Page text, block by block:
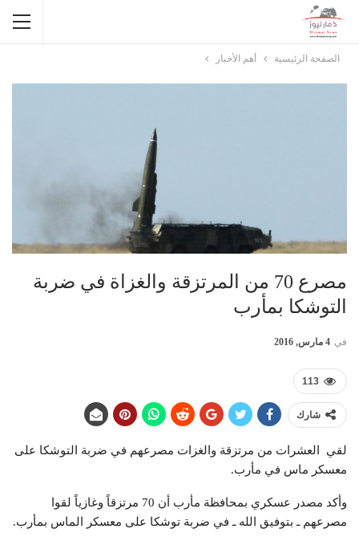
الصفحة الرئيسية أهم الأخبار
مصرع 70 من المرتزقة والغزاة في ضربة
التوشكا بمأرب
في 4 مارس, 2016
113
شارك
لقي العشرات من مرتزقة والغزات مصرعهم في ضربة التوشكا على
معسكر ماس في مأرب.
وأكد مصدر عسكري بمحافظة مأرب أن 70 مرتزقاً وغازياً لقوا
مصرعهم ـ بتوفيق الله ـ في ضربة توشكا على معسكر الماس بمأرب.